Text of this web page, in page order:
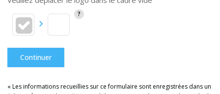
Continuer
« Les informations recueillies sur ce formulaire sont enregistrées dans un